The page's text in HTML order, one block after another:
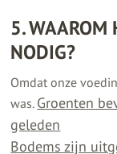
5. WAAROM
NODIG?
Omdat onze
was. Groenten
geleden
Bodems zijn